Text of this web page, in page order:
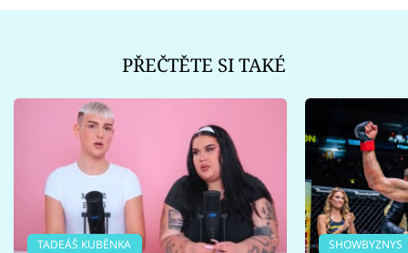
PŘEČTĚTE SI TAKÉ
TADEÁŠ KUBĚNKA SHOWBYZNYS